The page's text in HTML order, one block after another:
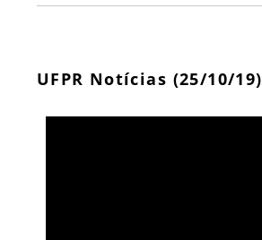
UFPR Notícias (25/10/19)